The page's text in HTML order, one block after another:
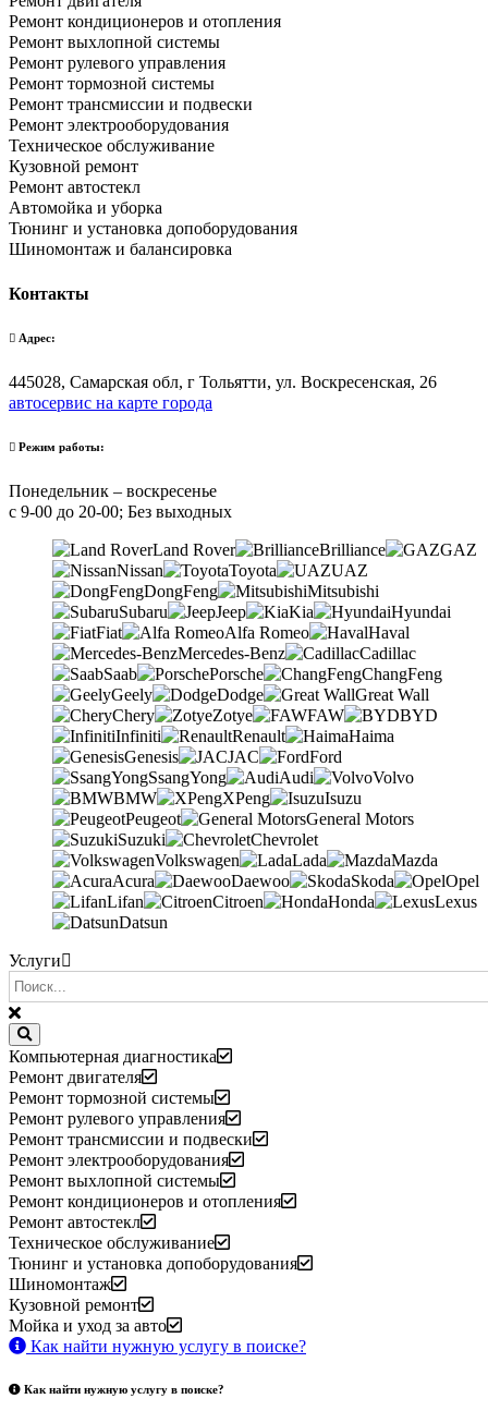
Ремонт кондиционеров и отопления
Ремонт выхлопной системы
Ремонт рулевого управления
Ремонт тормозной системы
Ремонт трансмиссии и подвески
Ремонт электрооборудования
Техническое обслуживание
Кузовной ремонт
Ремонт автостекл
Автомойка и уборка
Тюнинг и установка допоборудования
Шиномонтаж и балансировка
Контакты
Адрес:
445028, Самарская обл, г Тольятти, ул. Воскресенская, 26
автосервис на карте города
Режим работы:
Понедельник – воскресенье
с 9-00 до 20-00; Без выходных
Land Rover Brilliance
GAZ
Nissan
Toyota
UAZ
DongFeng
Mitsubishi
Subaru
Jeep Kia
Hyundai
Fiat
Alfa Romeo
Haval
Mercedes-Benz
Cadillac
Saab
Porsche
ChangFeng
Geely
Dodge
Great Wall
Chery
Zotye FAW
BYD
Infiniti
Renault
Haima
Genesis
JAC
Ford
SsangYong
Audi
Volvo
BMW
XPeng
Isuzu
Peugeot
General Motors
Suzuki
Chevrolet
Volkswagen
Lada
Mazda
Acura
Daewoo Skoda
Opel
Lifan
Citroen Honda
Lexus
Datsun
Услуги
Компьютерная диагностика
Ремонт двигателя
Ремонт тормозной системы
Ремонт рулевого управления
Ремонт трансмиссии и подвески
Ремонт электрооборудования
Ремонт выхлопной системы
Ремонт кондиционеров и отопления
Ремонт автостекл
Техническое обслуживание
Тюнинг и установка допоборудования
Шиномонтаж
Кузовной ремонт
Мойка и уход за авто
Как найти нужную услугу в поиске?
Как найти нужную услугу в поиске?